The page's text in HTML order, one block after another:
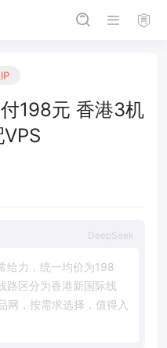
198元 香港3机
DeepSeek
给力 ， 统一均价为198
路区分为香港新国际线
网 ， 按需求选择 ， 值得 入